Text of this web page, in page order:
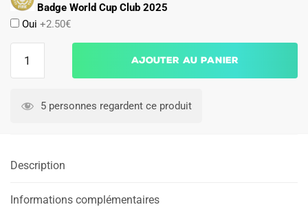
était :
19.90€.
est :
Badge World Cup Club 2025
Oui +2.50€
Chelsea
Ajouter au panier
5 personnes regardent ce produit
Description
Informations complémentaires